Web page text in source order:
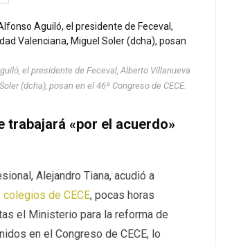
el presidente de Feceval, Alberto Villanueva
(dcha), posan en el 46º Congreso de CECE.
trabajará «por el acuerdo»
Alejandro Tiana, acudió a
de CECE, pocas horas
el Ministerio para la reforma de
en el Congreso de CECE, lo